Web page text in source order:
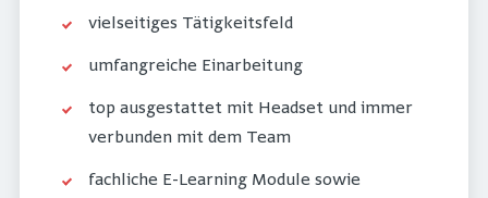
vielseitiges Tätigkeitsfeld
umfangreiche Einarbeitung
top ausgestattet mit Headset und immer
verbunden mit dem Team
fachliche E-Learning Module sowie